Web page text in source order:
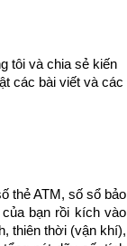
được.
khoe sắc. Nhật
suy nhược thì quả
ảnh hưởng khá lớn
tôi và chia sẻ kiến
các bài viết và các
thẻ ATM, số sổ bảo
bạn rồi kích vào
thiên thời (vận khí),